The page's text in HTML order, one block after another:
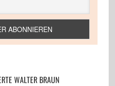
WALTER BRAUN